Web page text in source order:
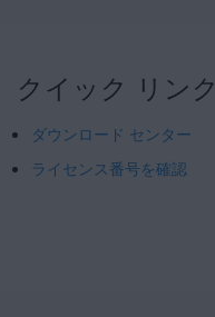
クイック リンク
ダウンロード センター
ライセンス番号を確認